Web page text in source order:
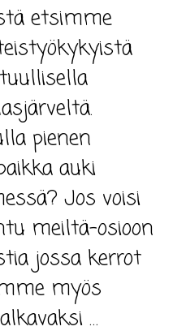
etsimme
pienen
auki
Jos voisi
meiltä-osioon
jossa kerrot
myös
…